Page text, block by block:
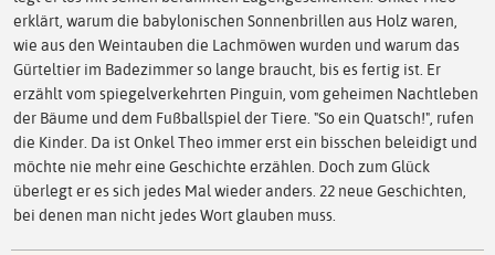
erklärt, warum die babylonischen Sonnenbrillen aus Holz waren,
wie aus den Weintauben die Lachmöwen wurden und warum das
Gürteltier im Badezimmer so lange braucht, bis es fertig ist. Er
erzählt vom spiegelverkehrten Pinguin, vom geheimen Nachtleben
der Bäume und dem Fußballspiel der Tiere. "So ein Quatsch!", rufen
die Kinder. Da ist Onkel Theo immer erst ein bisschen beleidigt und
möchte nie mehr eine Geschichte erzählen. Doch zum Glück
überlegt er es sich jedes Mal wieder anders. 22 neue Geschichten,
bei denen man nicht jedes Wort glauben muss.